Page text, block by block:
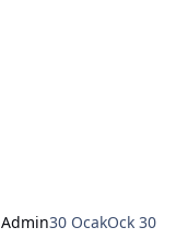
Admin30 OcakOck 30